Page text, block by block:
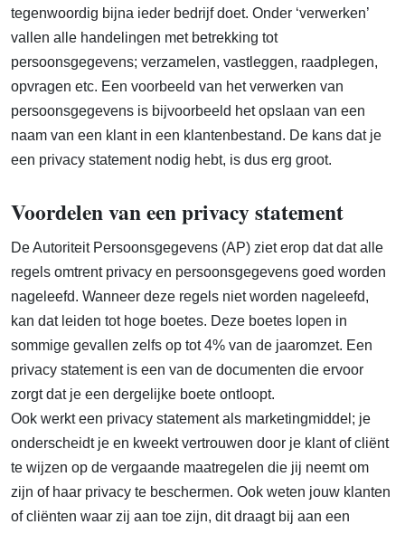
tegenwoordig bijna ieder bedrijf doet. Onder ‘verwerken’
vallen alle handelingen met betrekking tot
persoonsgegevens; verzamelen, vastleggen, raadplegen,
opvragen etc. Een voorbeeld van het verwerken van
persoonsgegevens is bijvoorbeeld het opslaan van een
naam van een klant in een klantenbestand. De kans dat je
een privacy statement nodig hebt, is dus erg groot.
Voordelen van een privacy statement
De Autoriteit Persoonsgegevens (AP) ziet erop dat dat alle
regels omtrent privacy en persoonsgegevens goed worden
nageleefd. Wanneer deze regels niet worden nageleefd,
kan dat leiden tot hoge boetes. Deze boetes lopen in
sommige gevallen zelfs op tot 4% van de jaaromzet. Een
privacy statement is een van de documenten die ervoor
zorgt dat je een dergelijke boete ontloopt.
Ook werkt een privacy statement als marketingmiddel; je
onderscheidt je en kweekt vertrouwen door je klant of cliënt
te wijzen op de vergaande maatregelen die jij neemt om
zijn of haar privacy te beschermen. Ook weten jouw klanten
of cliënten waar zij aan toe zijn, dit draagt bij aan een